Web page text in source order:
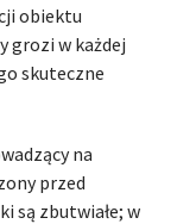
obiektu
grozi w każdej
skuteczne
na
przed
są zbutwiałe; w